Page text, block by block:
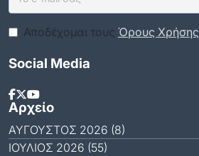
Αποδέχομαι τους Όρους Χρήσης
Social Media
Αρχείο
ΑΎΓΟΥΣΤΟΣ 2026 (8)
ΙΟΎΛΙΟΣ 2026 (55)